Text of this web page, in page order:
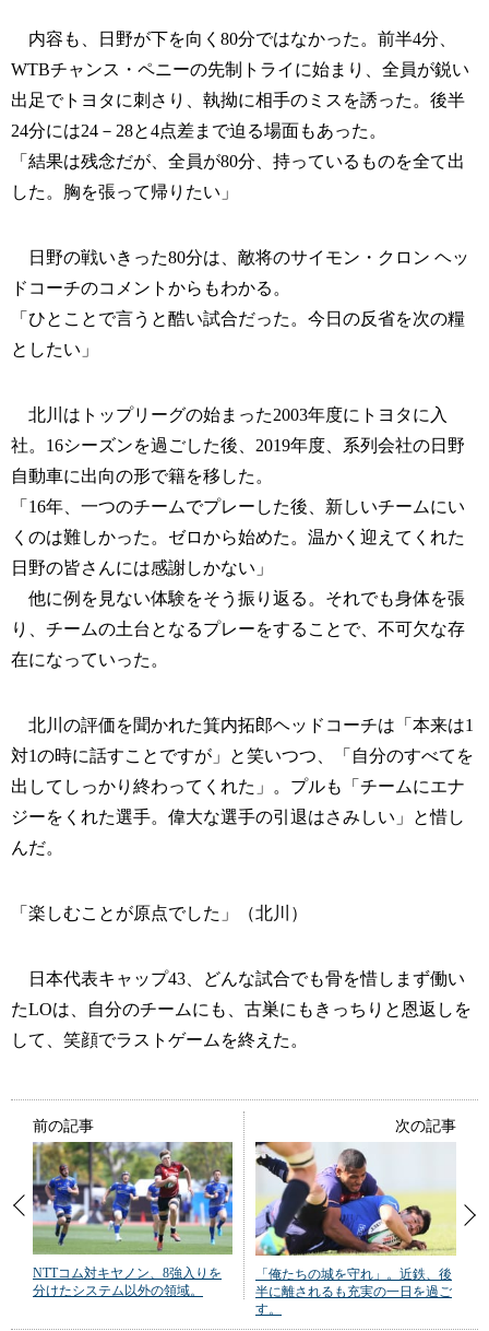
内容も、日野が下を向く80分ではなかった。前半4分、
WTBチャンス・ペニーの先制トライに始まり、全員が鋭い
出足でトヨタに刺さり、執拗に相手のミスを誘った。後半
24分には24－28と4点差まで迫る場面もあった。
「結果は残念だが、全員が80分、持っているものを全て出
した。胸を張って帰りたい」
日野の戦いきった80分は、敵将のサイモン・クロン ヘッ
ドコーチのコメントからもわかる。
「ひとことで言うと酷い試合だった。今日の反省を次の糧
としたい」
北川はトップリーグの始まった2003年度にトヨタに入
社。16シーズンを過ごした後、2019年度、系列会社の日野
自動車に出向の形で籍を移した。
「16年、一つのチームでプレーした後、新しいチームにい
くのは難しかった。ゼロから始めた。温かく迎えてくれた
日野の皆さんには感謝しかない」
他に例を見ない体験をそう振り返る。それでも身体を張
り、チームの土台となるプレーをすることで、不可欠な存
在になっていった。
北川の評価を聞かれた箕内拓郎ヘッドコーチは「本来は1
対1の時に話すことですが」と笑いつつ、「自分のすべてを
出してしっかり終わってくれた」。プルも「チームにエナ
ジーをくれた選手。偉大な選手の引退はさみしい」と惜し
んだ。
「楽しむことが原点でした」（北川）
日本代表キャップ43、どんな試合でも骨を惜しまず働い
たLOは、自分のチームにも、古巣にもきっちりと恩返しを
して、笑顔でラストゲームを終えた。
前の記事
NTTコム対キヤノン、8強入りを
分けたシステム以外の領域。
次の記事
「俺たちの城を守れ」。近鉄、後
半に離されるも充実の一日を過ご
す。